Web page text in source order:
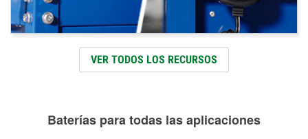
VER TODOS LOS RECURSOS
Baterías para todas las aplicaciones